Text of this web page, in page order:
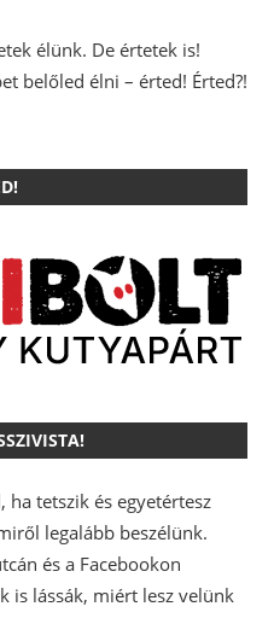
élünk. De értetek is!
belőled élni – érted! Érted?!
tetszik és egyetértesz
legalább beszélünk.
és a Facebookon
is lássák, miért lesz velünk